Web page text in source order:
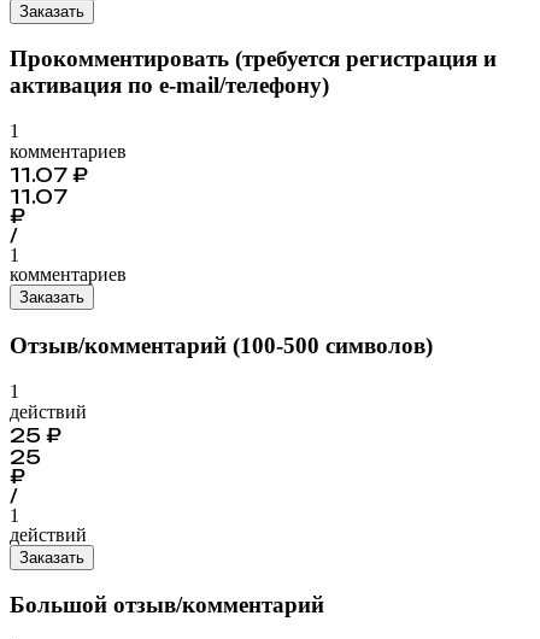
Заказать
Прокомментировать (требуется регистрация и
активация по e-mail/телефону)
1
комментариев
11.07 ₽
11.07
₽
/
1
комментариев
Заказать
Отзыв/комментарий (100-500 символов)
1
действий
25 ₽
25
₽
/
1
действий
Заказать
Большой отзыв/комментарий